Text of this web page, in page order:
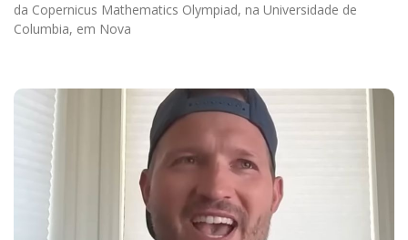
da Copernicus Mathematics Olympiad, na Universidade de
Columbia, em Nova